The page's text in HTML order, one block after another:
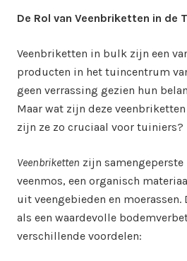
De Rol van Veenbriketten in de
Veenbriketten in bulk zijn een
producten in het tuincentrum
geen verrassing gezien hun
Maar wat zijn deze
zijn ze zo cruciaal voor tuiniers?
Veenbriketten zijn
veenmos, een organisch
uit veengebieden en
als een waardevolle
verschillende voordelen: